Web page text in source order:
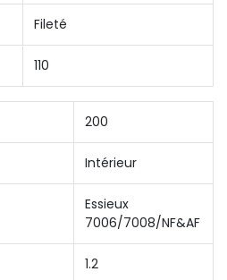
Fileté
110
200
Intérieur
Essieux
7006/7008/NF&AF
1.2